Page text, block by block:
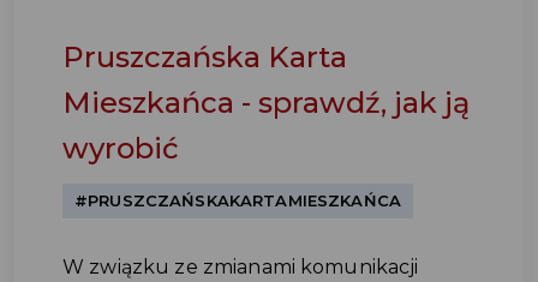
Pruszczańska Karta
Mieszkańca - sprawdź, jak ją
wyrobić
#PRUSZCZAŃSKAKARTAMIESZKAŃCA
W związku ze zmianami komunikacji